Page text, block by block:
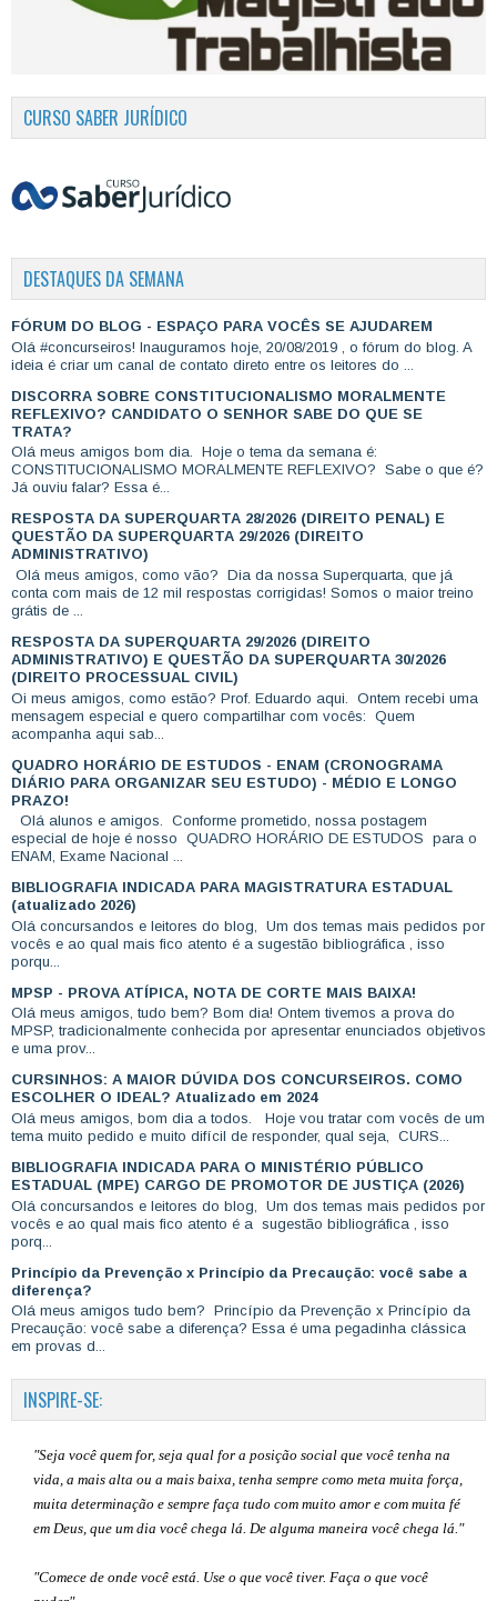
CURSO SABER JURÍDICO
DESTAQUES DA SEMANA
FÓRUM DO BLOG - ESPAÇO PARA VOCÊS SE AJUDAREM
Olá #concurseiros! Inauguramos hoje, 20/08/2019 , o fórum do blog. A
ideia é criar um canal de contato direto entre os leitores do ...
DISCORRA SOBRE CONSTITUCIONALISMO MORALMENTE
REFLEXIVO? CANDIDATO O SENHOR SABE DO QUE SE
TRATA?
Olá meus amigos bom dia. Hoje o tema da semana é:
CONSTITUCIONALISMO MORALMENTE REFLEXIVO? Sabe o que é?
Já ouviu falar? Essa é...
RESPOSTA DA SUPERQUARTA 28/2026 (DIREITO PENAL) E
QUESTÃO DA SUPERQUARTA 29/2026 (DIREITO
ADMINISTRATIVO)
Olá meus amigos, como vão? Dia da nossa Superquarta, que já
conta com mais de 12 mil respostas corrigidas! Somos o maior treino
grátis de ...
RESPOSTA DA SUPERQUARTA 29/2026 (DIREITO
ADMINISTRATIVO) E QUESTÃO DA SUPERQUARTA 30/2026
(DIREITO PROCESSUAL CIVIL)
Oi meus amigos, como estão? Prof. Eduardo aqui. Ontem recebi uma
mensagem especial e quero compartilhar com vocês: Quem
acompanha aqui sab...
QUADRO HORÁRIO DE ESTUDOS - ENAM (CRONOGRAMA
DIÁRIO PARA ORGANIZAR SEU ESTUDO) - MÉDIO E LONGO
PRAZO!
Olá alunos e amigos. Conforme prometido, nossa postagem
especial de hoje é nosso QUADRO HORÁRIO DE ESTUDOS para o
ENAM, Exame Nacional ...
BIBLIOGRAFIA INDICADA PARA MAGISTRATURA ESTADUAL
(atualizado 2026)
Olá concursandos e leitores do blog, Um dos temas mais pedidos por
vocês e ao qual mais fico atento é a sugestão bibliográfica , isso
porqu...
MPSP - PROVA ATÍPICA, NOTA DE CORTE MAIS BAIXA!
Olá meus amigos, tudo bem? Bom dia! Ontem tivemos a prova do
MPSP, tradicionalmente conhecida por apresentar enunciados objetivos
e uma prov...
CURSINHOS: A MAIOR DÚVIDA DOS CONCURSEIROS. COMO
ESCOLHER O IDEAL? Atualizado em 2024
Olá meus amigos, bom dia a todos. Hoje vou tratar com vocês de um
tema muito pedido e muito difícil de responder, qual seja, CURS...
BIBLIOGRAFIA INDICADA PARA O MINISTÉRIO PÚBLICO
ESTADUAL (MPE) CARGO DE PROMOTOR DE JUSTIÇA (2026)
Olá concursandos e leitores do blog, Um dos temas mais pedidos por
vocês e ao qual mais fico atento é a sugestão bibliográfica , isso
porq...
Princípio da Prevenção x Princípio da Precaução: você sabe a
diferença?
Olá meus amigos tudo bem? Princípio da Prevenção x Princípio da
Precaução: você sabe a diferença? Essa é uma pegadinha clássica
em provas d...
INSPIRE-SE:
"Seja você quem for, seja qual for a posição social que você tenha na
vida, a mais alta ou a mais baixa, tenha sempre como meta muita força,
muita determinação e sempre faça tudo com muito amor e com muita fé
em Deus, que um dia você chega lá. De alguma maneira você chega lá."
"Comece de onde você está. Use o que você tiver. Faça o que você